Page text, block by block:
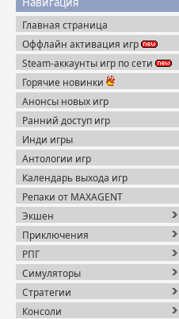
Главная страница
Оффлайн активация игр
Steam-аккаунты игр по сети
Горячие новинки
Анонсы новых игр
Ранний доступ игр
Инди игры
Антологии игр
Календарь выхода игр
Репаки от MAXAGENT
Экшен
Приключения
РПГ
Симуляторы
Стратегии
Консоли